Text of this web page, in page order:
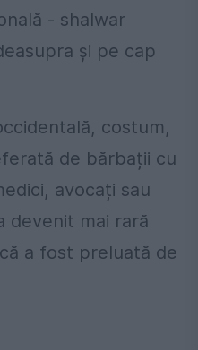
- shalwar
şi pe cap
costum,
de bărbații cu
avocați sau
devenit mai rară
a fost preluată de